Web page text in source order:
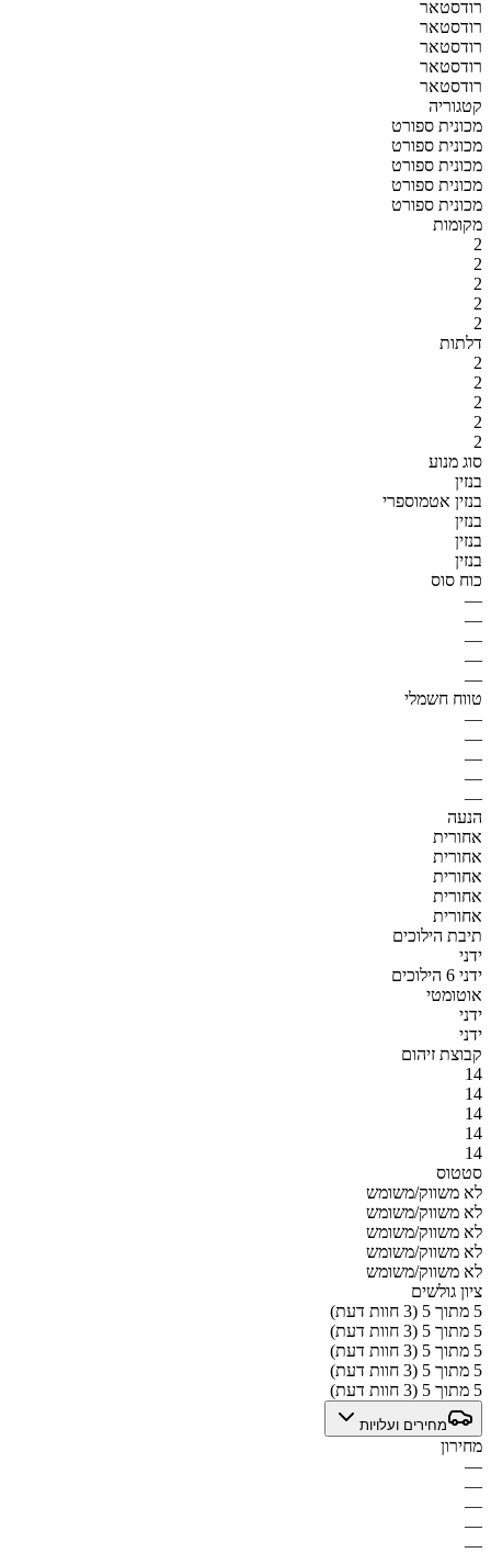
רודסטאר
רודסטאר
רודסטאר
רודסטאר
רודסטאר
קטגוריה
מכונית ספורט
מכונית ספורט
מכונית ספורט
מכונית ספורט
מכונית ספורט
מקומות
2
2
2
2
2
דלתות
2
2
2
2
2
סוג מנוע
בנזין
בנזין אטמוספרי
בנזין
בנזין
בנזין
כוח סוס
—
—
—
—
—
טווח חשמלי
—
—
—
—
—
הנעה
אחורית
אחורית
אחורית
אחורית
אחורית
תיבת הילוכים
ידני
ידני 6 הילוכים
אוטומטי
ידני
ידני
קבוצת זיהום
14
14
14
14
14
סטטוס
לא משווק/משומש
לא משווק/משומש
לא משווק/משומש
לא משווק/משומש
לא משווק/משומש
ציון גולשים
5 מתוך 5 (3 חוות דעת)
5 מתוך 5 (3 חוות דעת)
5 מתוך 5 (3 חוות דעת)
5 מתוך 5 (3 חוות דעת)
5 מתוך 5 (3 חוות דעת)
מחירים ועלויות
מחירון
—
—
—
—
—